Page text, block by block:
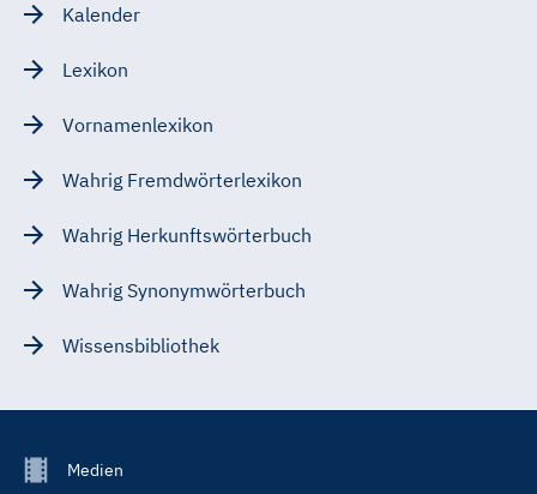
Kalender
Lexikon
Vornamenlexikon
Wahrig Fremdwörterlexikon
Wahrig Herkunftswörterbuch
Wahrig Synonymwörterbuch
Wissensbibliothek
FooterMedien